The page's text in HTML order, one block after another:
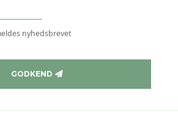
nyhedsbrevet
GODKEND